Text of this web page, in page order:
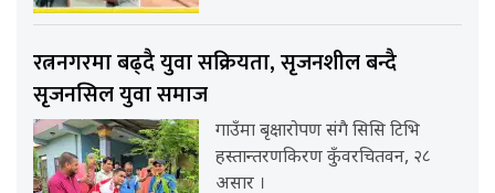
रत्ननगरमा बढ्दै युवा सक्रियता, सृजनशील बन्दै
सृजनसिल युवा समाज
गाउँमा बृक्षारोपण संगै सिसि टिभि
हस्तान्तरणकिरण कुँवरचितवन, २८
असार ।